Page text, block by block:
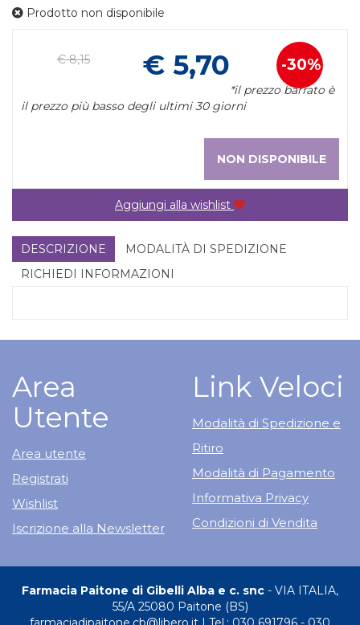
Prodotto non disponibile
Sconto
del
30%
€ 8,15 € 5,70
*il prezzo barrato è
il prezzo più basso degli ultimi 30 giorni
NON DISPONIBILE
Aggiungi alla wishlist
DESCRIZIONE
MODALITÀ DI SPEDIZIONE
RICHIEDI INFORMAZIONI
Area
Utente
Area utente
Registrati
Wishlist
Iscrizione alla Newsletter
Link Veloci
Modalità di Spedizione e
Ritiro
Modalità di Pagamento
Informativa Privacy
Condizioni di Vendita
Farmacia Paitone di Gibelli Alba e c. snc - VIA ITALIA,
55/A 25080 Paitone (BS)